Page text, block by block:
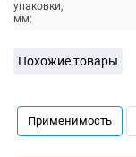
упаковки,
мм:
Похожие товары
Применимость